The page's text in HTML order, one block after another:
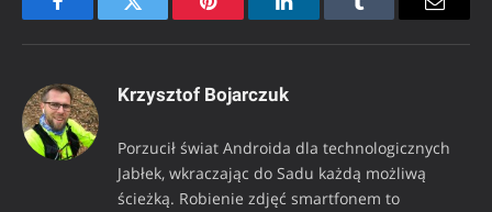
FacebookTwitter Pinterest LinkedInTumblr Email
Krzysztof Bojarczuk
Porzucił świat Androida dla technologicznych
Jabłek, wkraczając do Sadu każdą możliwą
ścieżką. Robienie zdjęć smartfonem to